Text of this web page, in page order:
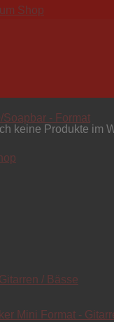
Shop
keine Produkte im
Soapbar - Format
/ Bässe
Mini Format -